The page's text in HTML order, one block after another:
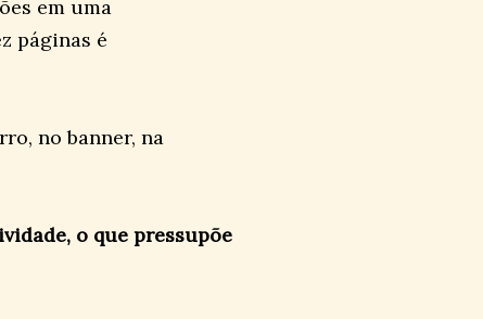
em uma
páginas é
no banner, na
o que pressupõe